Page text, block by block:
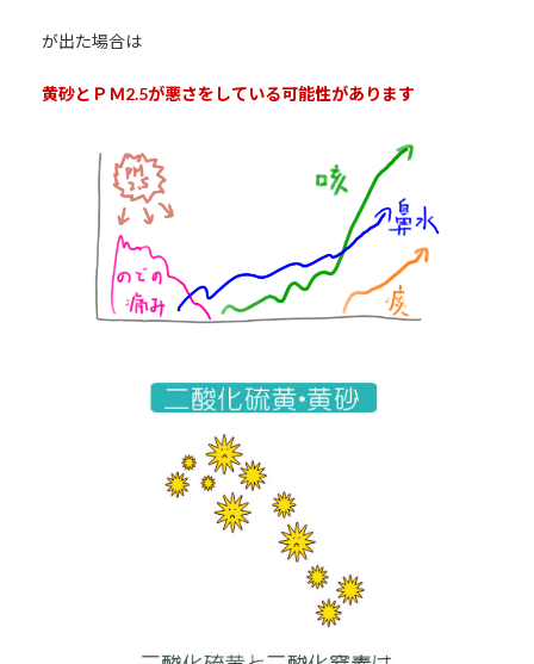
が出た場合は
黄砂とＰＭ2.5が悪さをしている可能性があります